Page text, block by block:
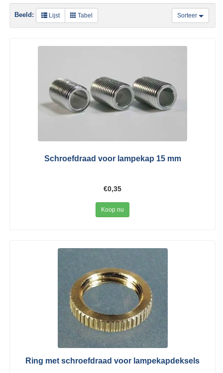
Sorteer
Beeld: Lijst Tabel
Schroefdraad voor lampekap 15 mm
€0,35
Koop nu
Ring met schroefdraad voor lampekapdeksels